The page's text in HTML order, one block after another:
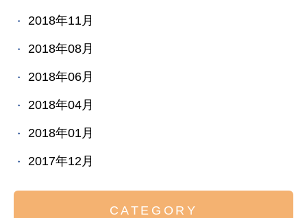
2018年11月
2018年08月
2018年06月
2018年04月
2018年01月
2017年12月
CATEGORY